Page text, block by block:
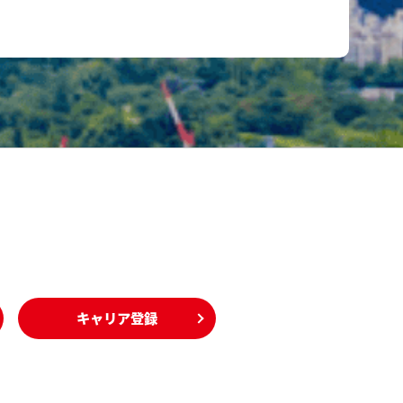
キャリア登録